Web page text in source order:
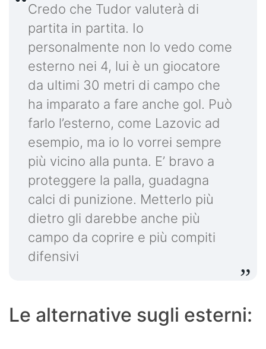
Credo che Tudor valuterà di
partita in partita. Io
personalmente non lo vedo come
esterno nei 4, lui è un giocatore
da ultimi 30 metri di campo che
ha imparato a fare anche gol. Può
farlo l’esterno, come Lazovic ad
esempio, ma io lo vorrei sempre
più vicino alla punta. E’ bravo a
proteggere la palla, guadagna
calci di punizione. Metterlo più
dietro gli darebbe anche più
campo da coprire e più compiti
difensivi
Le alternative sugli esterni: